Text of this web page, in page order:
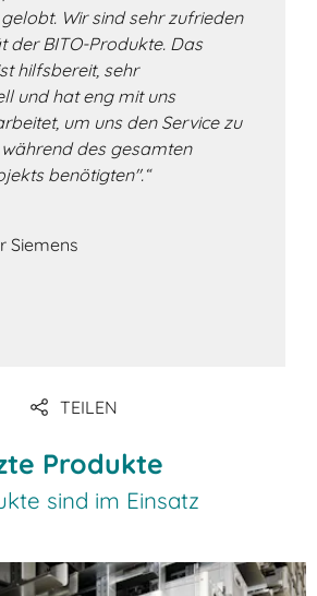
Wir sind sehr zufrieden
der BITO-Produkte. Das
hilfsbereit, sehr
und hat eng mit uns
um uns den Service zu
des gesamten
benötigten".“
Siemens
TEILEN
Produkte
sind im Einsatz